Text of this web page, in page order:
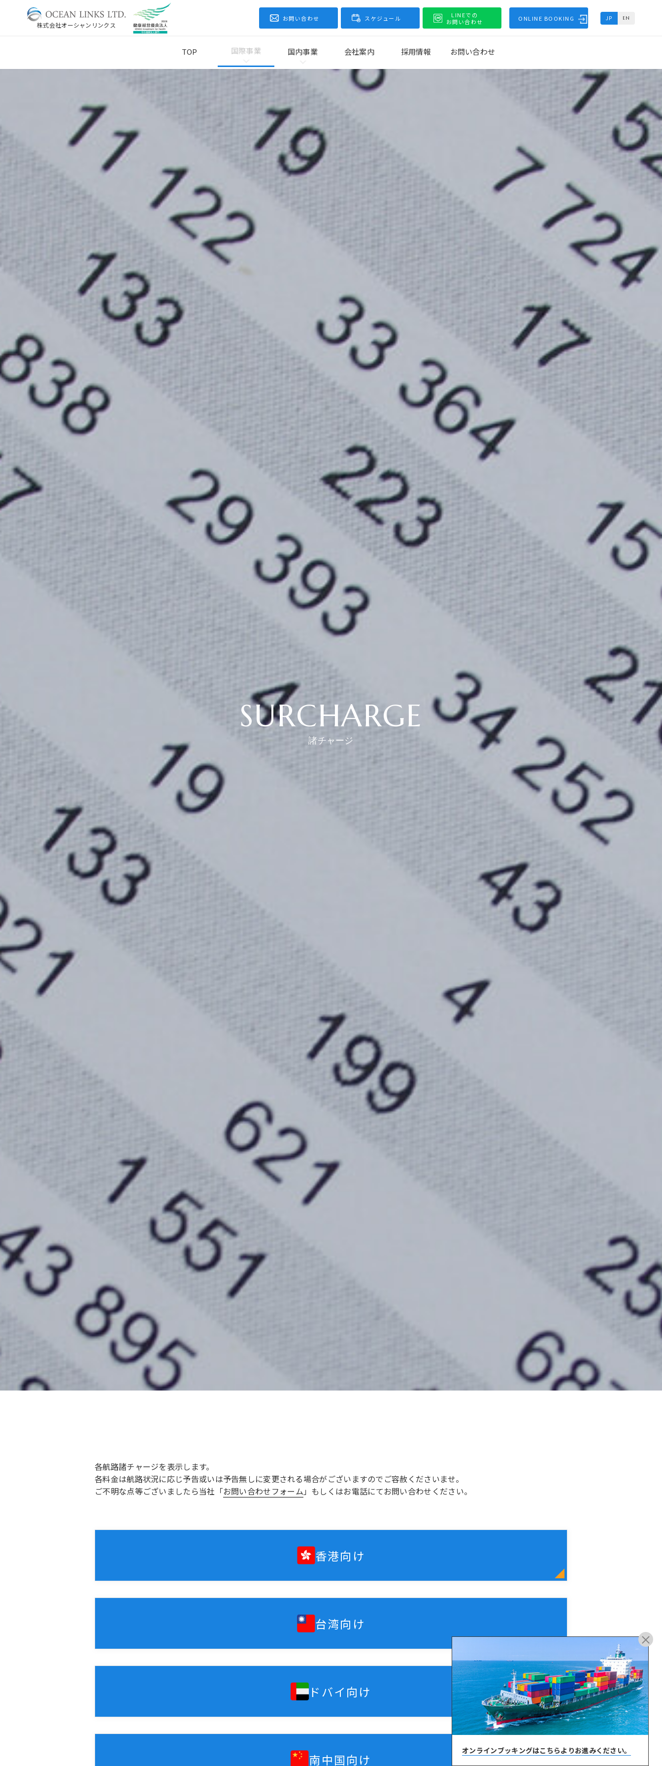
株式会社オーシャンリンクス
お問い合わせ スケジュール
LINEでの
お問い合わせ
ONLINE BOOKING JP EN
TOP 国際事業 国内事業 会社案内 採用情報 お問い合わせ
オンラインブッキングはこちらよりお進みください。
SURCHARGE
諸チャージ
各航路諸チャージを表示します。
各料金は航路状況に応じ予告或いは予告無しに変更される場合がございますのでご容赦くださいませ。
ご不明な点等ございましたら当社「お問い合わせフォーム 」もしくはお電話にてお問い合わせください。
香港向け
台湾向け
ドバイ向け
南中国向け